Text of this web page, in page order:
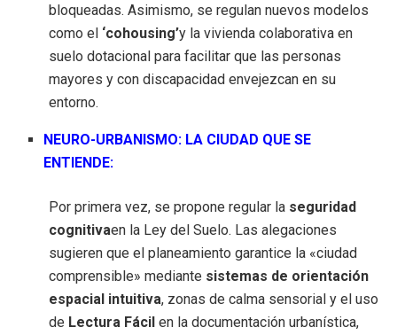
bloqueadas. Asimismo, se regulan nuevos modelos
como el ‘cohousing’y la vivienda colaborativa en
suelo dotacional para facilitar que las personas
mayores y con discapacidad envejezcan en su
entorno.
NEURO-URBANISMO: LA CIUDAD QUE SE
ENTIENDE:
Por primera vez, se propone regular la seguridad
cognitivaen la Ley del Suelo. Las alegaciones
sugieren que el planeamiento garantice la «ciudad
comprensible» mediante sistemas de orientación
espacial intuitiva, zonas de calma sensorial y el uso
de Lectura Fácil en la documentación urbanística,